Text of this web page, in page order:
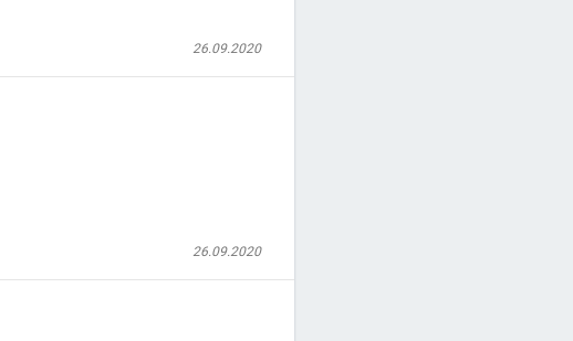
26.09.2020
26.09.2020